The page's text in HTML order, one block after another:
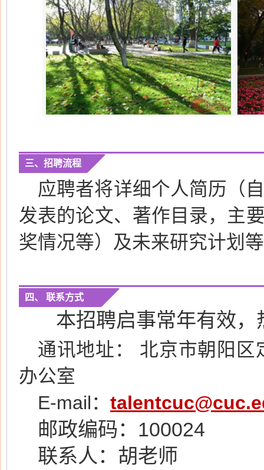
三、招聘流程
应聘者将详细个人简历（
发表的论文、著作目录，主
奖情况等）及未来研究计划
四、 联系方式
本招聘启事常年有效，
通讯地址： 北京市朝阳
办公室
E-mail：
邮政编码：100024
联系人：胡老师